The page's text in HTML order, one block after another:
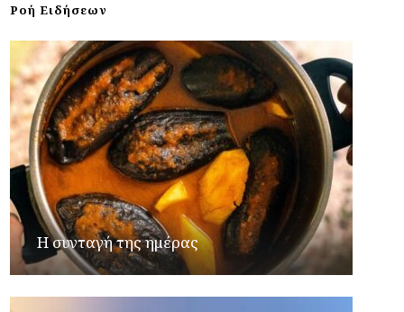
Ροή Ειδήσεων
Η συνταγή της ημέρας